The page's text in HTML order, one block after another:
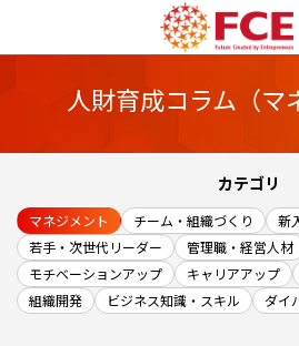
人財育成コラム（マ
カテゴリ
マネジメント チーム・組織づくり
新
若手・次世代リーダー
管理職・経営人材
モチベーションアップ
キャリアアップ
組織開発
ビジネス知識・スキル
ダイ